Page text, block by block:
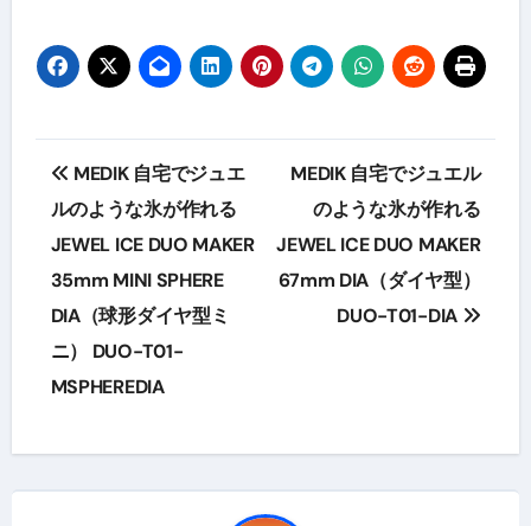
投
稿
ナ
ビ
ゲ
ー
シ
ョ
MEDIK 自宅でジュエ
ルのような氷が作れる
JEWEL ICE DUO MAKER
35mm MINI SPHERE
DIA（球形ダイヤ型ミ
ニ） DUO-T01-
MSPHEREDIA
MEDIK 自宅でジュエル
のような氷が作れる
JEWEL ICE DUO MAKER
67mm DIA（ダイヤ型）
DUO-T01-DIA